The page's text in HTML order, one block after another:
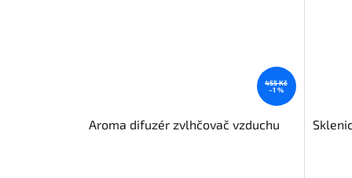
455 Kč
–1 %
Aroma difuzér zvlhčovač vzduchu